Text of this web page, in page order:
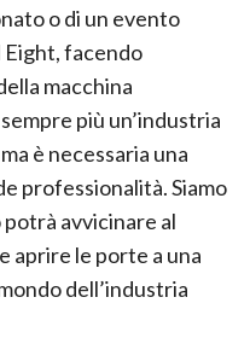
o di un evento
Eight, facendo
macchina
più un’industria
è necessaria una
professionalità. Siamo
avvicinare al
aprire le porte a una
dell’industria